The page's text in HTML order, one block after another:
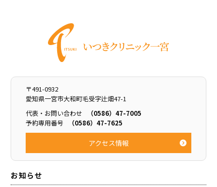
〒491-0932
愛知県一宮市大和町毛受字辻畑47-1
代表・お問い合わせ
（0586）47-7005
予約専用番号
（0586）47-7625
アクセス情報
お知らせ